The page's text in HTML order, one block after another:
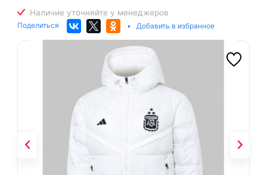
Поделиться • Добавить в избранное